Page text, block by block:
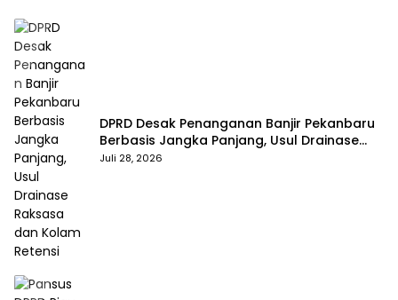
DPRD Desak Penanganan Banjir Pekanbaru
Berbasis Jangka Panjang, Usul Drainase
Raksasa dan Kolam Retensi
Juli 28, 2026